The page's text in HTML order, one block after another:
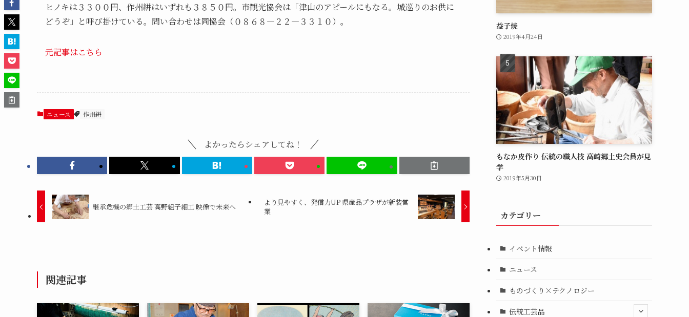
ヒノキは３３００円、作州絣はいずれも３８５０円。市観光協会は「津山のアピールにもなる。城巡りのお供に
どうぞ」と呼び掛けている。問い合わせは同協会（０８６８―２２―３３１０）。
元記事はこちら
ニュース 作州絣
よかったらシェアしてね！
継承危機の郷土工芸 高野組子細工 映像で未来へ
より見やすく、発信力UP 県産品プラザが新装営
業
関連記事
益子焼
2019年4月24日
もなか皮作り 伝統の職人技 高崎郷土史会員が見
学
2019年5月30日
カテゴリー
イベント情報
ニュース
ものづくり×テクノロジー
伝統工芸品